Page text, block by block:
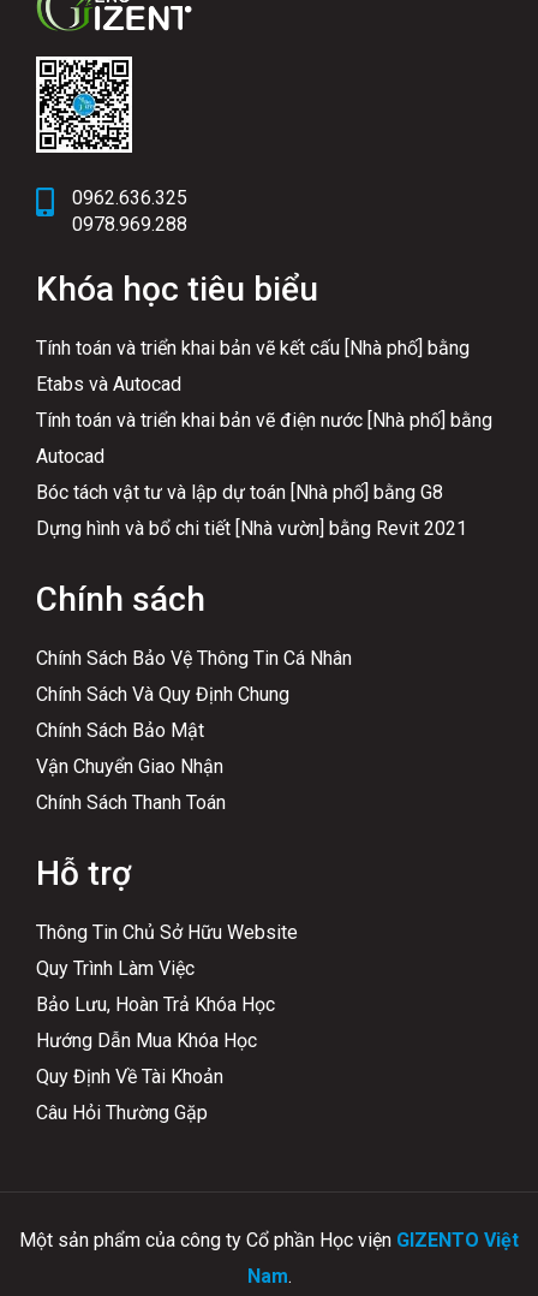
0962.636.325
0978.969.288
Khóa học tiêu biểu
Tính toán và triển khai bản vẽ kết cấu [Nhà phố] bằng
Etabs và Autocad
Tính toán và triển khai bản vẽ điện nước [Nhà phố] bằng
Autocad
Bóc tách vật tư và lập dự toán [Nhà phố] bằng G8
Dựng hình và bổ chi tiết [Nhà vườn] bằng Revit 2021
Chính sách
Chính Sách Bảo Vệ Thông Tin Cá Nhân
Chính Sách Và Quy Định Chung
Chính Sách Bảo Mật
Vận Chuyển Giao Nhận
Chính Sách Thanh Toán
Hỗ trợ
Thông Tin Chủ Sở Hữu Website
Quy Trình Làm Việc
Bảo Lưu, Hoàn Trả Khóa Học
Hướng Dẫn Mua Khóa Học
Quy Định Về Tài Khoản
Câu Hỏi Thường Gặp
Một sản phẩm của công ty Cổ phần Học viện GIZENTO Việt
Nam.